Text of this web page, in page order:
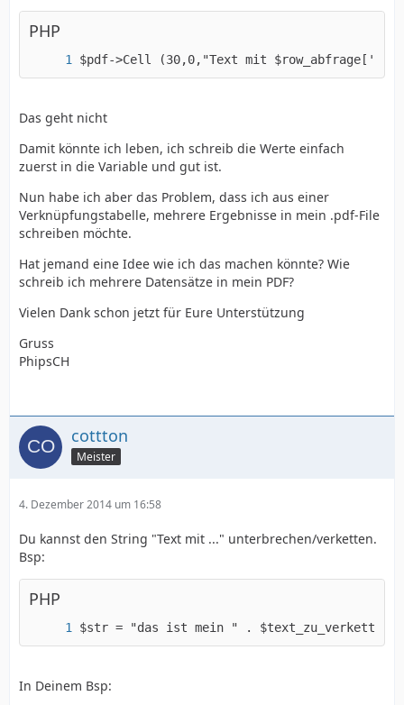
PHP
$pdf->Cell (30,0,"Text mit
Das geht nicht
Damit könnte ich leben, ich schreib die Werte einfach
zuerst in die Variable und gut ist.
Nun habe ich aber das Problem, dass ich aus einer
Verknüpfungstabelle, mehrere Ergebnisse in mein .pdf-File
schreiben möchte.
Hat jemand eine Idee wie ich das machen könnte? Wie
schreib ich mehrere Datensätze in mein PDF?
Vielen Dank schon jetzt für Eure Unterstützung
Gruss
PhipsCH
cottton
Meister
4. Dezember 2014 um 16:58
Du kannst den String "Text mit ..." unterbrechen/verketten.
Bsp:
PHP
$str = "das ist mein " .
In Deinem Bsp: